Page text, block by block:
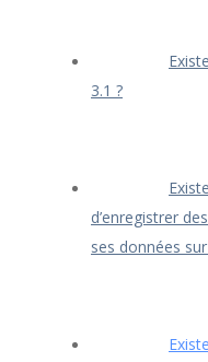
3.1 ?
d’enregistrer
ses données